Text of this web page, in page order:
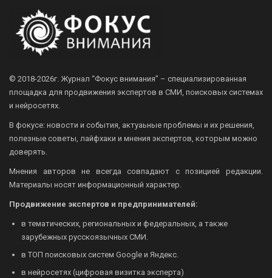
© 2018-2026г. Журнал “Фокус внимания” – специализированная
площадка для продвижения экспертов в СМИ, поисковых системах
и нейросетях.
В фокусе: новости и события, актуаьные проблемы и их решения,
полезные советы, лайфхаки и мнения экспертов, которым можно
доверять.
Мнения авторов не всегда совпадают с позицией редакции.
Материалы носят информационный характер.
Продвижение экспертов и предпринимателей:
в тематических, региональных и федеральных, а также
зарубежных русскоязычных СМИ.
в ТОП поисковых систем Google и Яндекс.
в нейросетях (цифровая визитка эксперта)